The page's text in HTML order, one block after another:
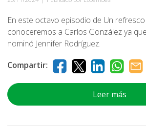
En este octavo episodio de Un
conoceremos a Carlos González ya
nominó Jennifer Rodríguez.
Compartir:
Leer más